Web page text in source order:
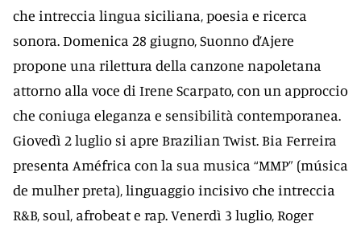
che intreccia lingua siciliana, poesia e ricerca
sonora. Domenica 28 giugno, Suonno d’Ajere
propone una rilettura della canzone napoletana
attorno alla voce di Irene Scarpato, con un approccio
che coniuga eleganza e sensibilità contemporanea.
Giovedì 2 luglio si apre Brazilian Twist. Bia Ferreira
presenta Améfrica con la sua musica “MMP” (música
de mulher preta), linguaggio incisivo che intreccia
R&B, soul, afrobeat e rap. Venerdì 3 luglio, Roger